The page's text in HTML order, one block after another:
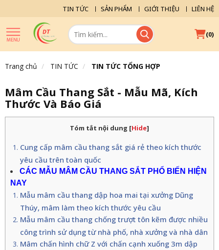
TIN TỨC SẢN PHẨM GIỚI THIỆU LIÊN HỆ
(0)
Trang chủ TIN TỨC TIN TỨC TỔNG HỢP
Mâm Cầu Thang Sắt - Mẫu Mã, Kích
Thước Và Báo Giá
Tóm tắt nội dung [Hide]
Cung cấp mâm cầu thang sắt giá rẻ theo kích thước
yêu cầu trên toàn quốc
CÁC MẪU MÂM CẦU THANG SẮT PHỔ BIẾN HIỆN
NAY
Mẫu mâm cầu thang dập hoa mai tại xưởng Dũng
Thúy, mâm làm theo kích thước yêu cầu
Mẫu mâm cầu thang chống trượt tôn kẽm được nhiều
công trình sử dụng từ nhà phố, nhà xưởng và nhà dân
Mâm chấn hình chữ Z với chấn cạnh xuống 3m dập